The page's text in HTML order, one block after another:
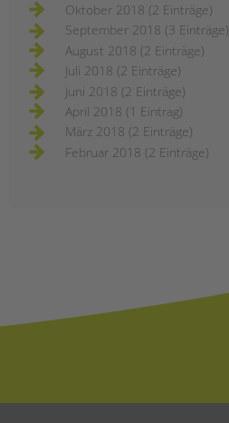
Oktober 2018 (2 Einträge)
September 2018 (3 Einträge)
August 2018 (2 Einträge)
Juli 2018 (2 Einträge)
Juni 2018 (2 Einträge)
April 2018 (1 Eintrag)
März 2018 (2 Einträge)
Februar 2018 (2 Einträge)